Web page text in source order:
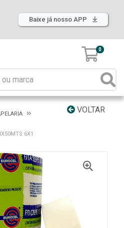
Baixe já nosso APP
0
VOLTAR
6X1